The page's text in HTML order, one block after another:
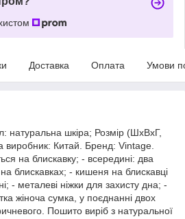
Доставка Оплата Умови
натуральна шкіра; Розмір (ШхВхГ,
виробник: Китай. Бренд: Vintage.
на блискавку; - всередині: два
на блискавках; - кишеня на блискавці
- металеві ніжки для захисту дна; -
жіноча сумка, у поєднанні двох
Пошито виріб з натуральної